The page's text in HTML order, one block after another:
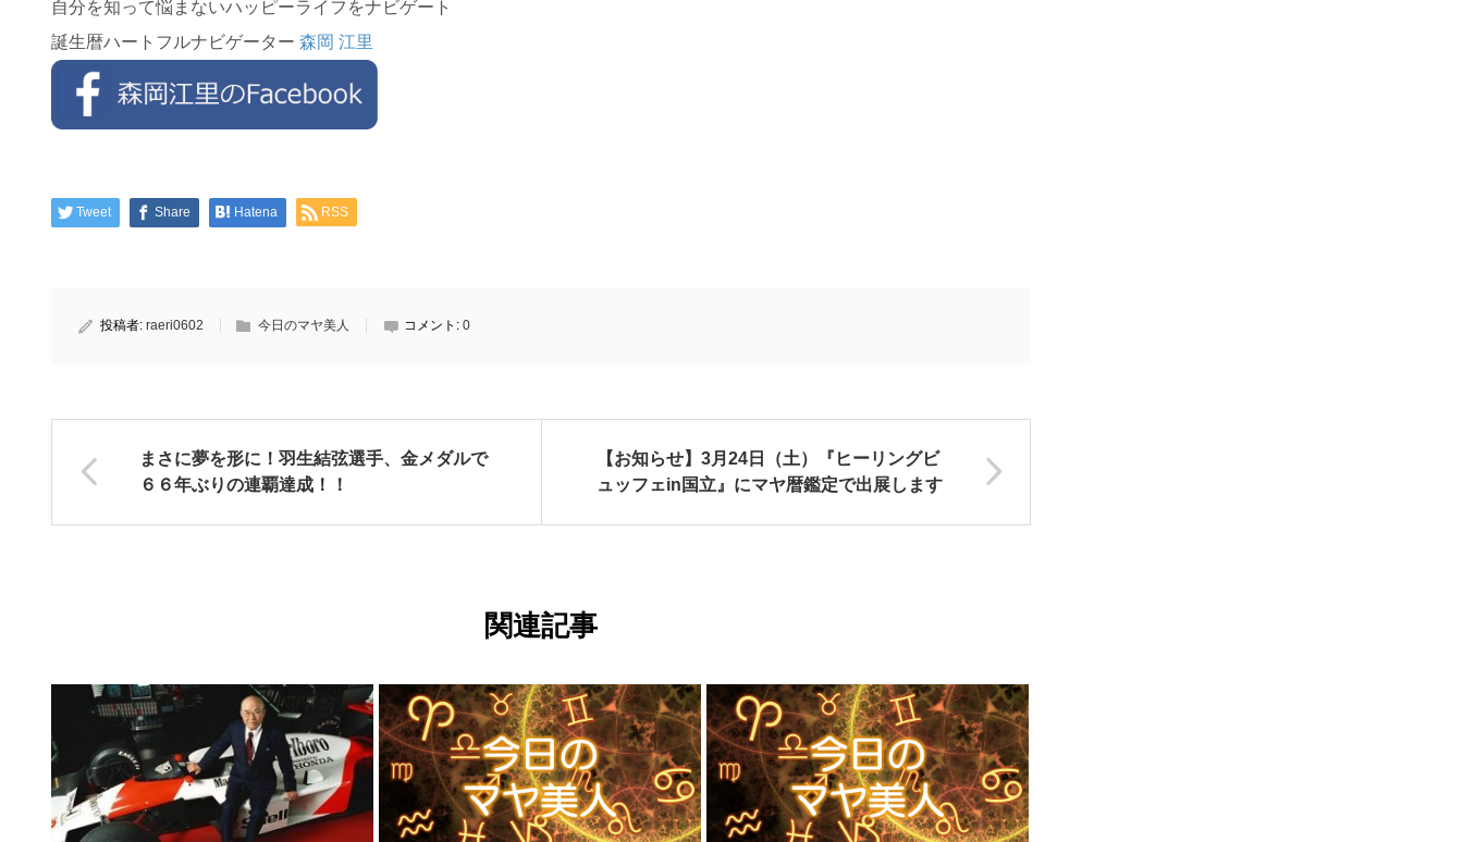
自分を知って悩まないハッピーライフをナビゲート
誕生暦ハートフルナビゲーター 森岡 江里
Tweet Share Hatena RSS
投稿者: raeri0602 今日のマヤ美人 コメント: 0
まさに夢を形に！羽生結弦選手、金メダルで
６６年ぶりの連覇達成！！
【お知らせ】3月24日（土）『ヒーリングビ
ュッフェin国立』にマヤ暦鑑定で出展します
関連記事